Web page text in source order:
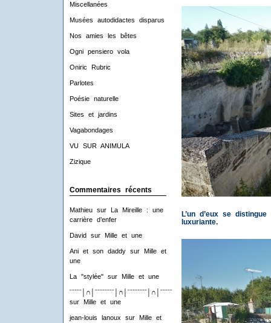
Miscellanées
Musées autodidactes disparus
Nos amies les bêtes
Ogni pensiero vola
Oniric Rubric
Parlotes
Poésie naturelle
Sites et jardins
Vagabondages
VU SUR ANIMULA
Zizique
Commentaires récents
Mathieusur
La Mireille : une
carrière d’enfer
David sur Mille et une
Ani et son daddysur
Mille et
une
La "stylée"sur Mille et une
ˉˉˉˉˉ│∩│ˉˉˉˉˉˉˉˉ│∩│ˉˉˉˉˉˉˉˉ│∩│ˉˉˉˉˉˉˉˉ│∩│ˉˉˉˉ
sur
Mille et une
jean-louis lanoux sur
Mille et
L’un d’eux se
luxuriante.